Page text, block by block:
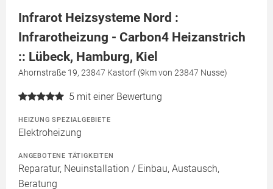
Infrarot Heizsysteme Nord :
Infrarotheizung - Carbon4 Heizanstrich
:: Lübeck, Hamburg, Kiel
Ahornstraße 19, 23847 Kastorf (9km von 23847 Nusse)
5 mit einer Bewertung
HEIZUNG SPEZIALGEBIETE
Elektroheizung
ANGEBOTENE TÄTIGKEITEN
Reparatur, Neuinstallation / Einbau, Austausch,
Beratung